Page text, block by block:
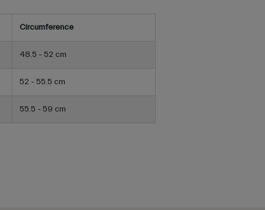
Circumference
48.5 - 52 cm
52 - 55.5 cm
55.5 - 59 cm